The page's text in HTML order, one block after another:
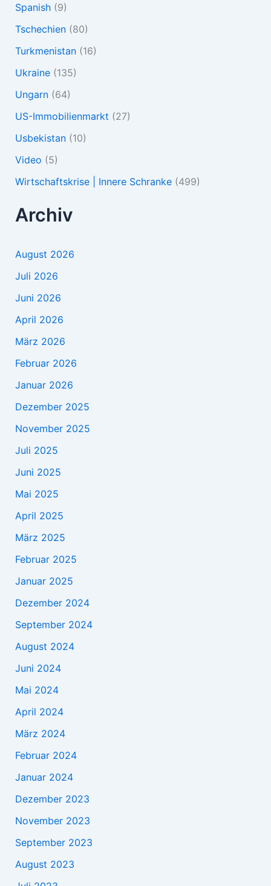
Spanish(9)
Tschechien(80)
Turkmenistan(16)
Ukraine(135)
Ungarn(64)
US-Immobilienmarkt (27)
Usbekistan(10)
Video (5)
Wirtschaftskrise | Innere Schranke(499)
Archiv
August 2026
Juli 2026
Juni 2026
April 2026
März 2026
Februar 2026
Januar 2026
Dezember 2025
November 2025
Juli 2025
Juni 2025
Mai 2025
April 2025
März 2025
Februar 2025
Januar 2025
Dezember 2024
September 2024
August 2024
Juni 2024
Mai 2024
April 2024
März 2024
Februar 2024
Januar 2024
Dezember 2023
November 2023
September 2023
August 2023